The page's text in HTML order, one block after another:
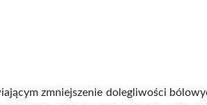
zmniejszenie dolegliwości